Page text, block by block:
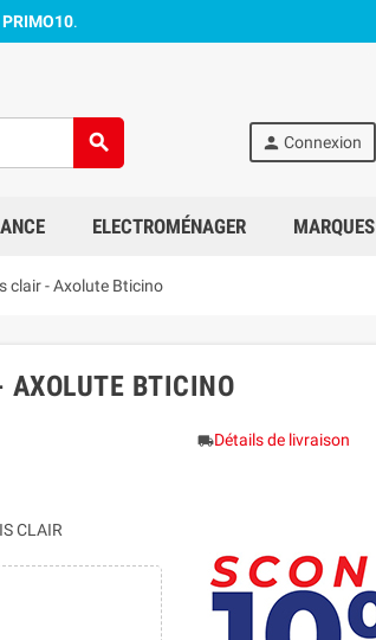
PRIMO10.
search person Connexion
ELECTROMÉNAGER MARQUES
clair - Axolute Bticino
AXOLUTE BTICINO
CLAIR
local_shippingDétails de livraison